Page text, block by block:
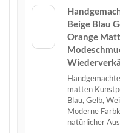
Beige Blau
Orange
matten
Blau, Gelb,
Moderne
natürlicher